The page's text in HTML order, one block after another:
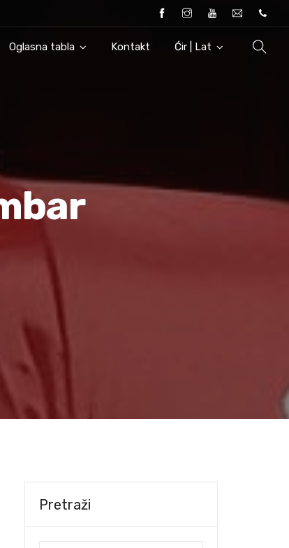
Oglasna tabla Kontakt Ćir | Lat
Pretraži